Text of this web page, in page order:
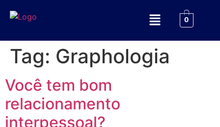
0
Tag: Graphologia
Você tem bom
relacionamento
interpessoal?